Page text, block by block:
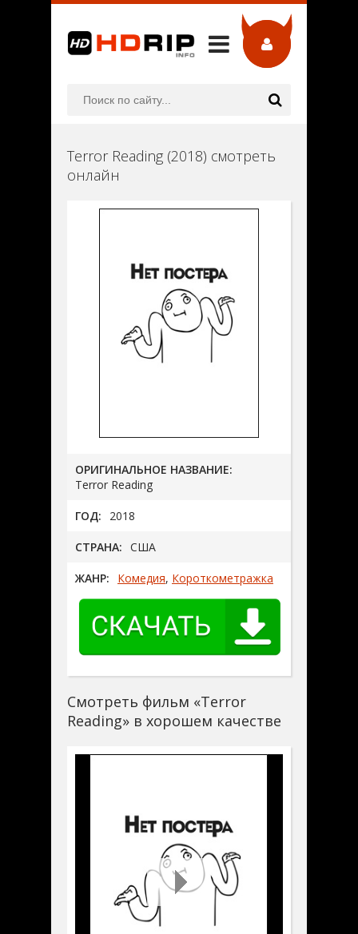
Terror Reading (2018) смотреть
онлайн
ОРИГИНАЛЬНОЕ НАЗВАНИЕ:
Terror Reading
ГОД: 2018
СТРАНА: США
ЖАНР: Комедия, Короткометражка
Смотреть фильм «Terror
Reading» в хорошем качестве